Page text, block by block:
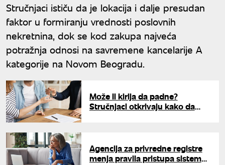
Stručnjaci ističu da je lokacija i dalje presudan
faktor u formiranju vrednosti poslovnih
nekretnina, dok se kod zakupa najveća
potražnja odnosi na savremene kancelarije A
kategorije na Novom Beogradu.
Može li kirija da padne?
Stručnjaci otkrivaju kako da
Agencija za privredne registre
menja pravila pristupa sistemu: